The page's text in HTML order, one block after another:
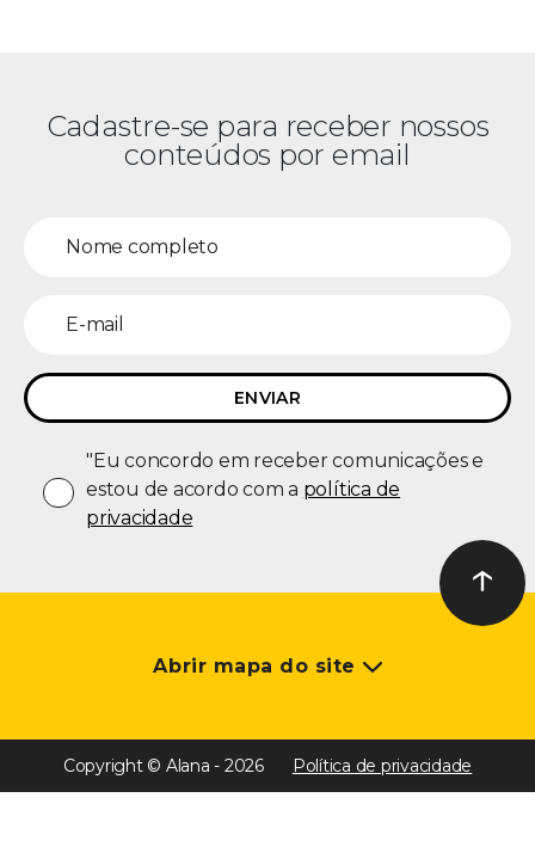
Cadastre-se para receber nossos
conteúdos por email
"Eu concordo em receber comunicações e
estou de acordo com a política de
privacidade
Ir ao
↑
Abrir mapa do site
Copyright © Alana - 2026 Política de privacidade